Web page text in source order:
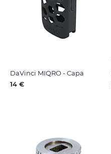
DaVinci MIQRO - Capa
14 €